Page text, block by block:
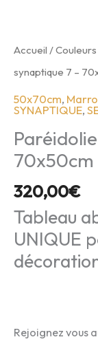
Accueil /
synaptique 7 –
50x70cm,
SYNAPTIQUE,
70x50cm
320,00€
Tableau
UNIQUE
Rejoignez vous